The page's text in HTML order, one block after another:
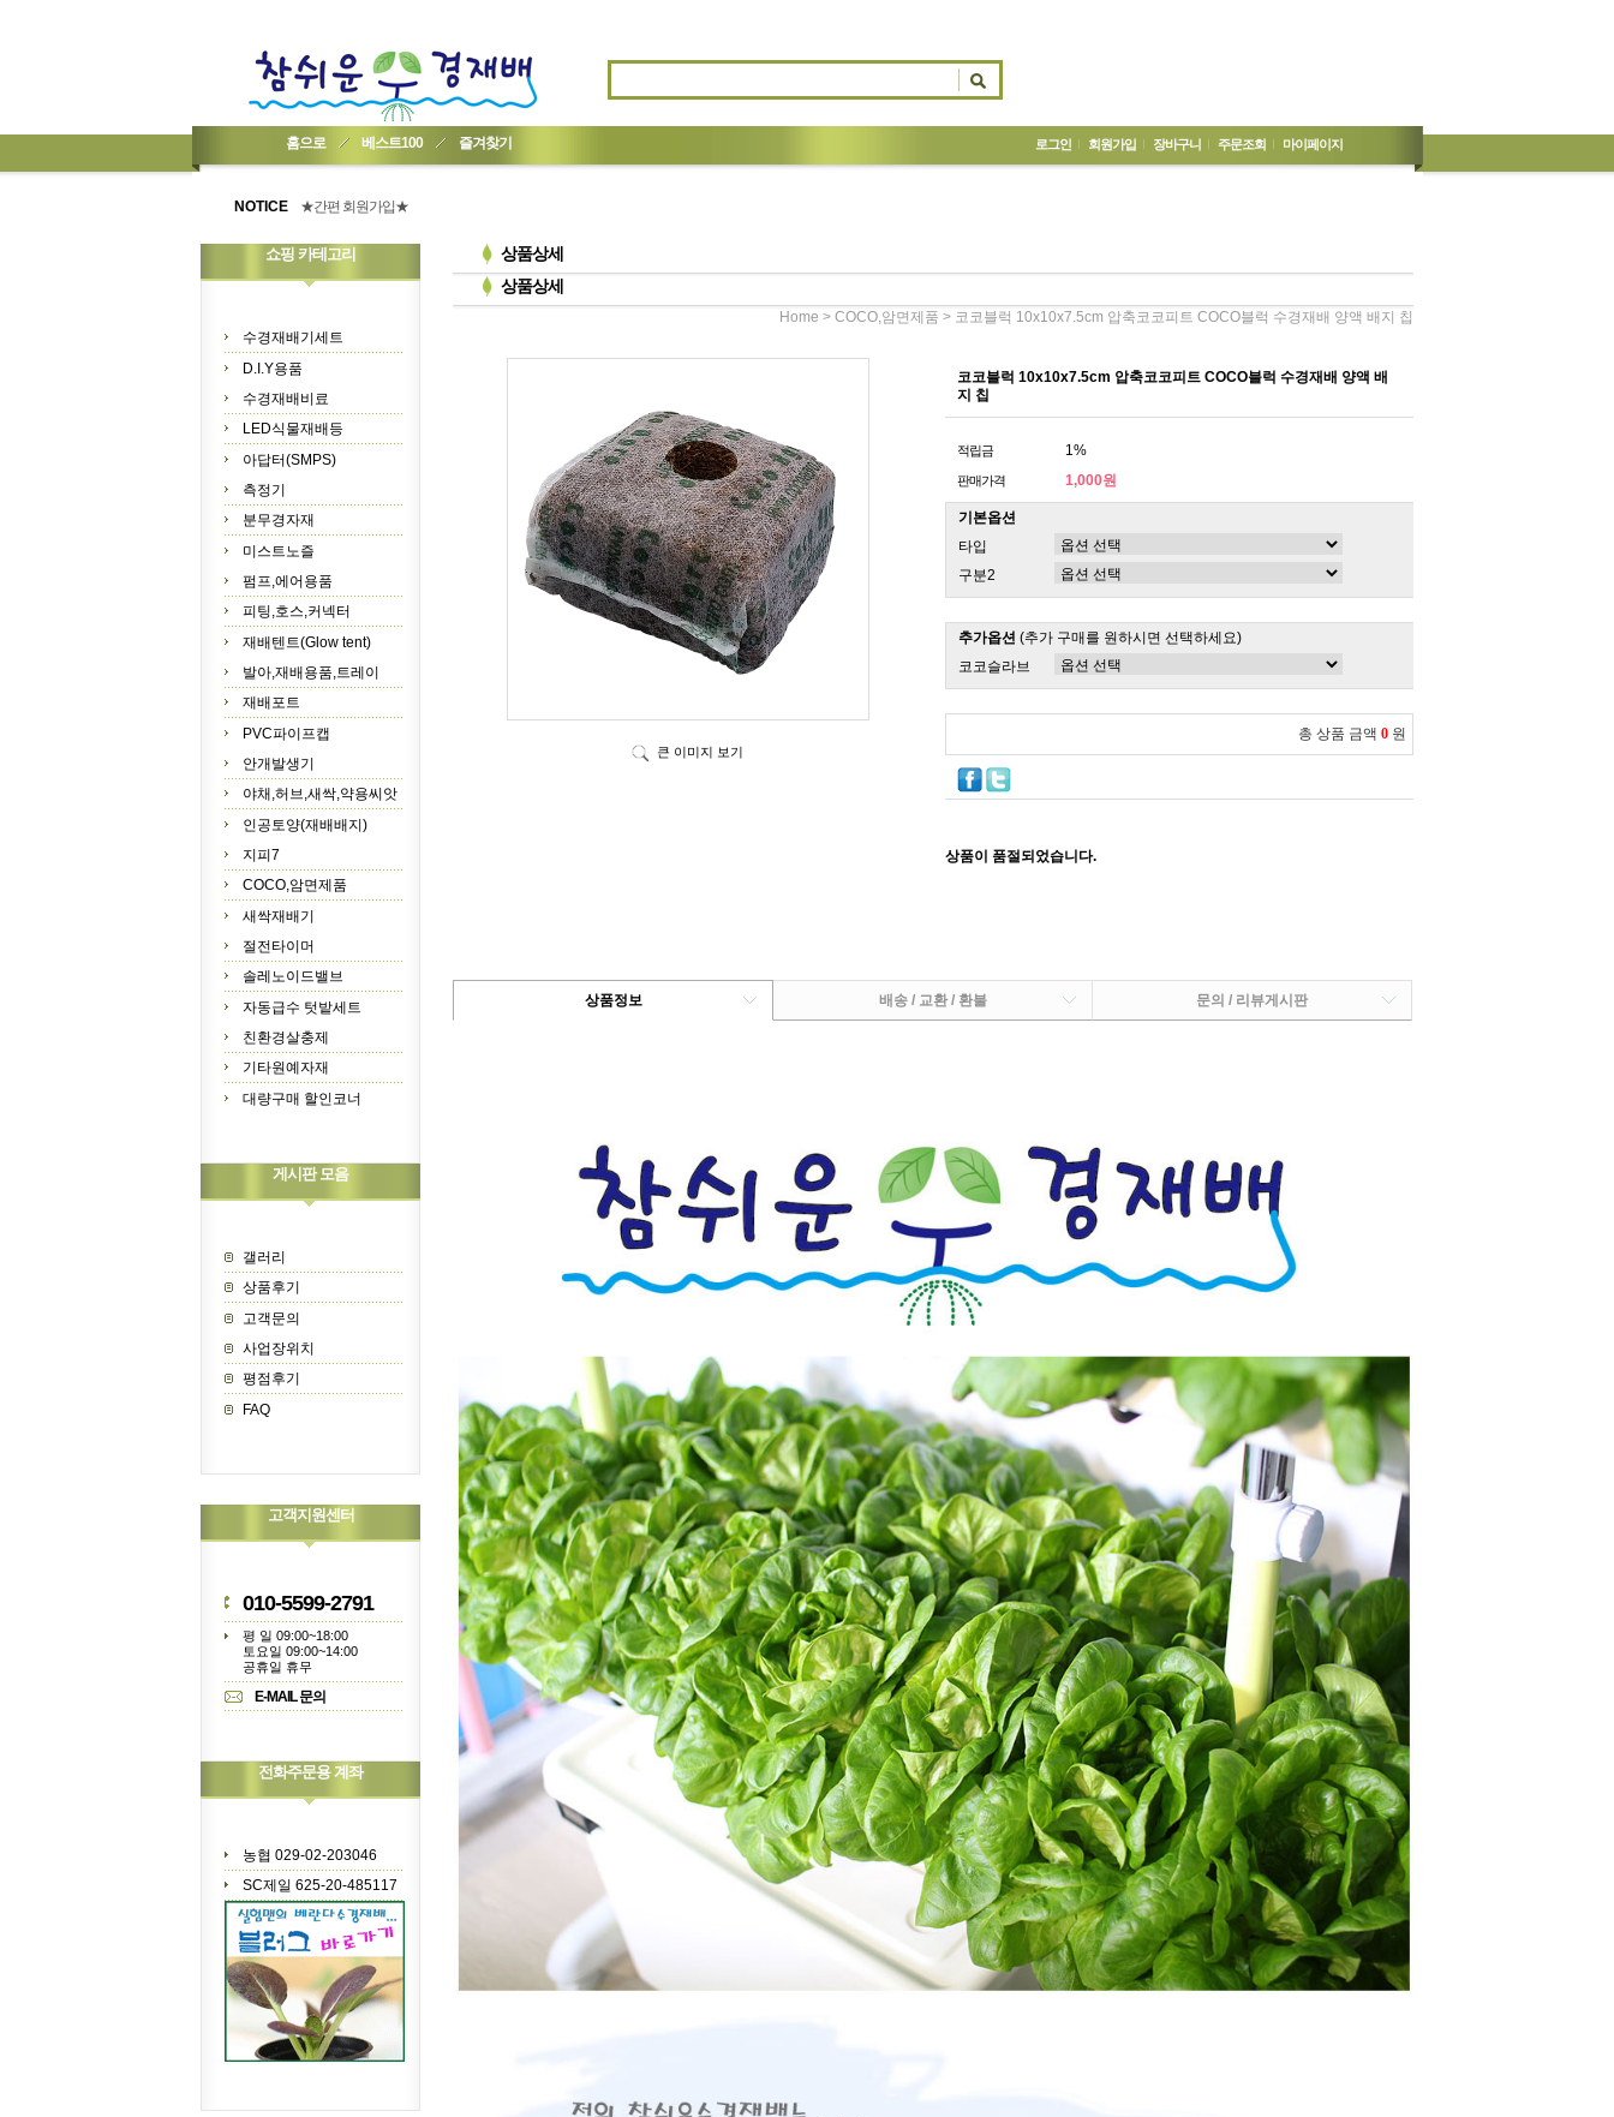
홈으로 베스트100 즐겨찾기 로그인 회원가입 장바구니 주문조회 마이페이지
NOTICE
★기업회원가입 방법..
★간편 회원가입★
쇼핑 카테고리
수경재배기세트
D.I.Y용품
수경재배비료
LED식물재배등
아답터(SMPS)
측정기
분무경자재
미스트노즐
펌프,에어용품
피팅,호스,커넥터
재배텐트(Glow tent)
발아,재배용품,트레이
재배포트
PVC파이프캡
안개발생기
야채,허브,새싹,약용씨앗
인공토양(재배배지)
지피7
COCO,암면제품
새싹재배기
절전타이머
솔레노이드밸브
자동급수 텃밭세트
친환경살충제
기타원예자재
대량구매 할인코너
게시판 모음
갤러리
상품후기
고객문의
사업장위치
평점후기
FAQ
고객지원센터
010-5599-2791
평 일 09:00~18:00
토요일 09:00~14:00
공휴일 휴무
E-MAIL 문의
전화주문용 계좌
농협 029-02-203046
SC제일 625-20-485117
상품상세
상품상세
Home > COCO,암면제품 > 코코블럭 10x10x7.5cm 압축코코피트 COCO블럭 수경재배 양액 배지 칩
큰 이미지 보기
코코블럭 10x10x7.5cm 압축코코피트 COCO블럭 수경재배 양액 배
지 칩
적립금 1%
판매가격 1,000원
기본옵션
타입
구분2
추가옵션 (추가 구매를 원하시면 선택하세요)
코코슬라브
총 상품 금액 0 원
상품이 품절되었습니다.
상품정보 배송 / 교환 / 환불 문의 / 리뷰게시판